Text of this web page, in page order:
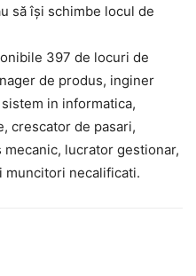
să își schimbe locul de
397 de locuri de
de produs, inginer
in informatica,
crescator de pasari,
lucrator gestionar,
muncitori necalificati.